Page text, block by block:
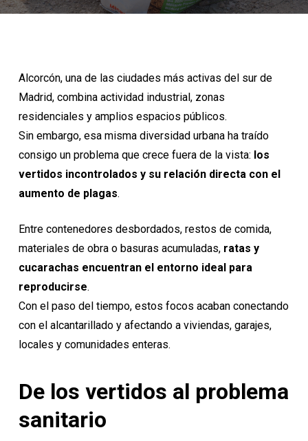
Alcorcón, una de las ciudades más activas del sur de
Madrid, combina actividad industrial, zonas
residenciales y amplios espacios públicos.
Sin embargo, esa misma diversidad urbana ha traído
consigo un problema que crece fuera de la vista: los
vertidos incontrolados y su relación directa con el
aumento de plagas.
Entre contenedores desbordados, restos de comida,
materiales de obra o basuras acumuladas, ratas y
cucarachas encuentran el entorno ideal para
reproducirse.
Con el paso del tiempo, estos focos acaban conectando
con el alcantarillado y afectando a viviendas, garajes,
locales y comunidades enteras.
De los vertidos al problema
sanitario